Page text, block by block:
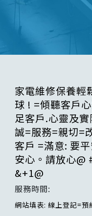
家電維修保養輕
球 ! =傾聽客戶
足客戶.心靈及
誠=服務=親切=
客戶 =滿意: 要
安心。請放心@
&+1@
服務時間:
網站填表: 線上登記=